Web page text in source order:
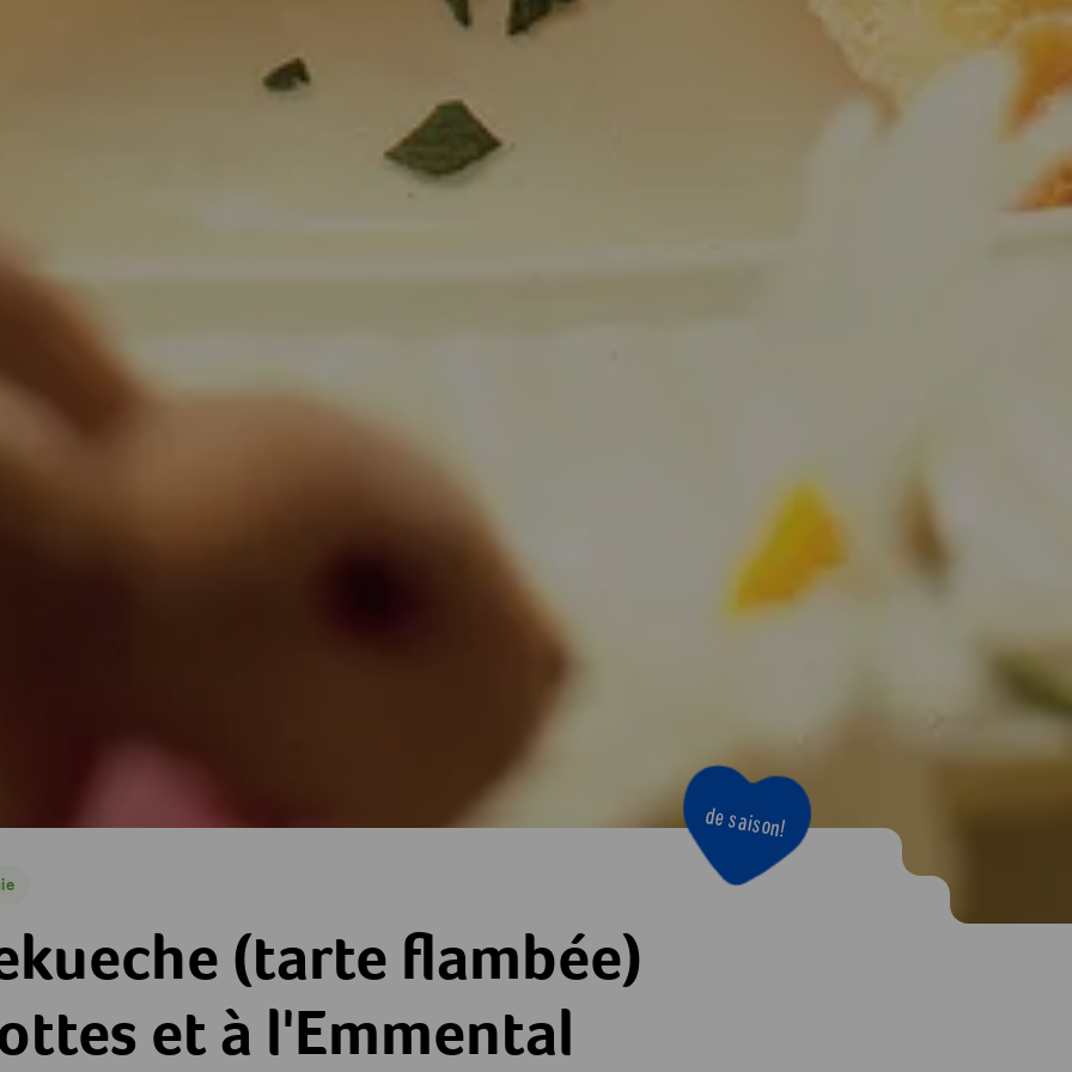
flambée) aux carottes et à l'Emmental
(tarte flambée)
et à l'Emmental
de saison!